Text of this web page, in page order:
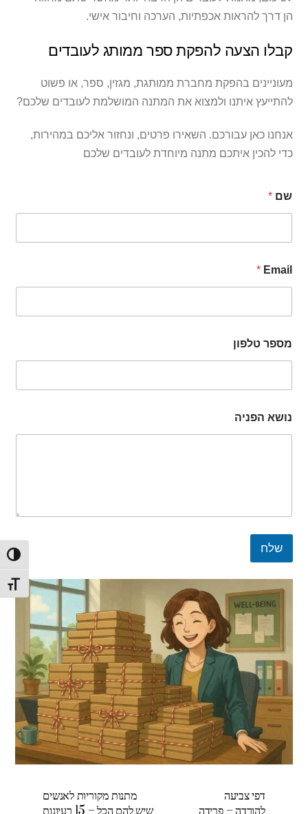
מתג
הן דרך להראות אכפתיות, הערכה וחיבור אישי.
קבלו הצעה להפקת ספר ממותג לעובדים
מעוניינים בהפקת מחברת ממותגת, מגזין, ספר, או פשוט
להתייעץ איתנו ולמצוא את המתנה המושלמת לעובדים שלכם?
אנחנו כאן עבורכם. השאירו פרטים, ונחזור אליכם במהירות,
כדי להכין איתכם מתנה מיוחדת לעובדים שלכם
שם*
Email
*
מספר טלפון
נושא הפניה
שלח
דפי צביעה
מתנות מקוריות לאנשים